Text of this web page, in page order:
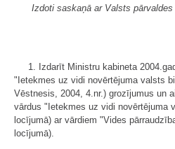
Izdoti saskaņā ar Valsts
1. Izdarīt Ministru kabineta
"Ietekmes uz vidi novērtējuma valsts
Vēstnesis, 2004, 4.nr.) grozījumus un
vārdus "Ietekmes uz vidi novērtējuma
locījumā) ar vārdiem "Vides
locījumā).